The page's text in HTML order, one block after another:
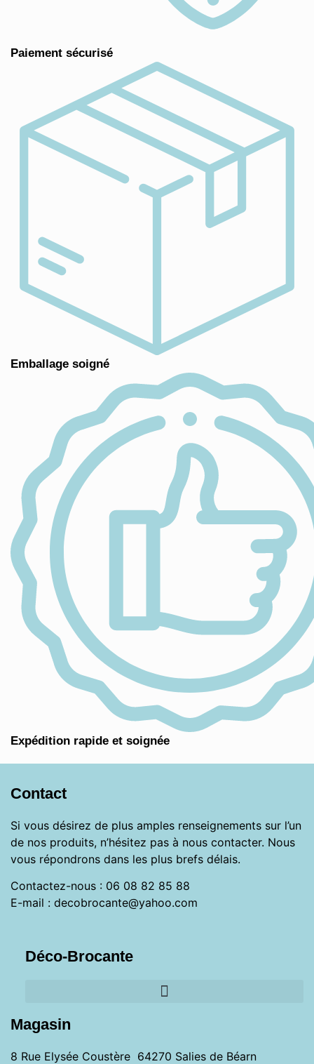
Paiement sécurisé
Emballage soigné
Expédition rapide et soignée
Contact
Si vous désirez de plus amples renseignements sur l’un
de nos produits, n’hésitez pas à nous contacter. Nous
vous répondrons dans les plus brefs délais.
Contactez-nous : 06 08 82 85 88
E-mail : decobrocante@yahoo.com
Déco-Brocante
Magasin
8 Rue Elysée Coustère 64270 Salies de Béarn